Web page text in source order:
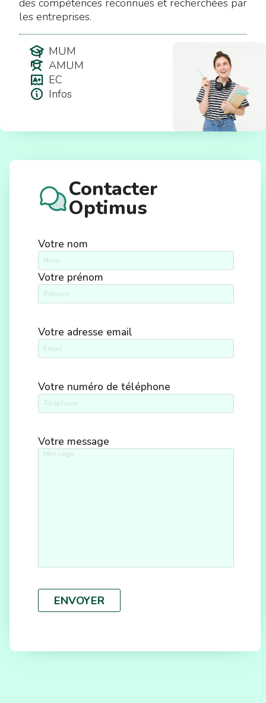
les entreprises.
MUM
AMUM
EC
Infos
Contacter
Optimus
Votre nom
Votre prénom
Votre adresse email
Votre numéro de téléphone
Votre message
ENVOYER